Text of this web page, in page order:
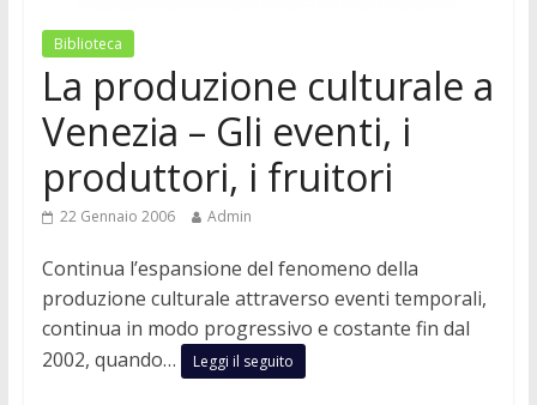
Biblioteca
La produzione culturale a
Venezia – Gli eventi, i
produttori, i fruitori
22 Gennaio 2006 Admin
Continua l’espansione del fenomeno della
produzione culturale attraverso eventi temporali,
continua in modo progressivo e costante fin dal
2002, quando…
Leggi il seguito